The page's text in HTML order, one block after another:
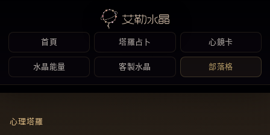
首頁 塔羅占卜 心鏡卡
水晶能量 客製水晶 部落格
心理塔羅